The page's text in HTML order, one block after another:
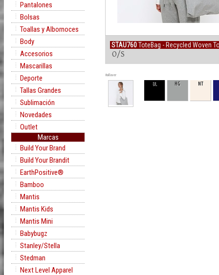
Pantalones
Bolsas
Toallas y Albornoces
Body
Accesorios
Mascarillas
Deporte
Tallas Grandes
Sublimación
Novedades
Outlet
Marcas
Build Your Brand
Build Your Brandit
EarthPositive®
Bamboo
Mantis
Mantis Kids
Mantis Mini
Babybugz
Stanley/Stella
Stedman
Next Level Apparel
STAU760ToteBag - Recycled Woven
O/S
Rollover
BL HG NT